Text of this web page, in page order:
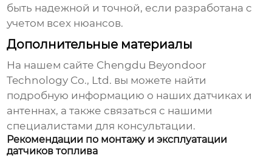
быть надежной и точной, если разработана с
учетом всех нюансов.
Дополнительные материалы
На нашем сайте Chengdu Beyondoor
Technology Co., Ltd. вы можете найти
подробную информацию о наших датчиках и
антеннах, а также связаться с нашими
специалистами для консультации.
Рекомендации по монтажу и эксплуатации
датчиков топлива